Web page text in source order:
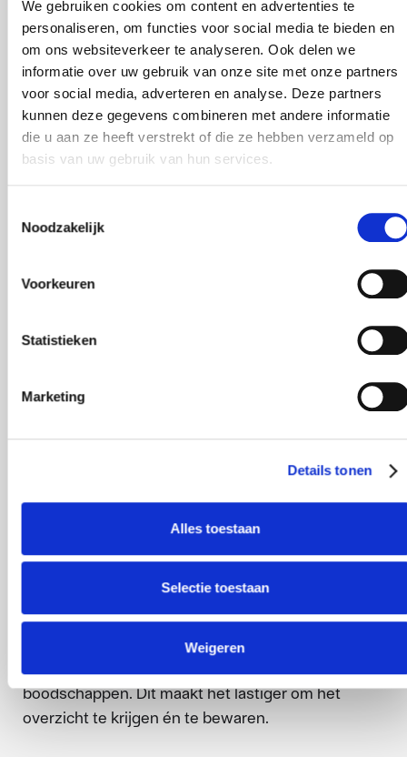
We gebruiken cookies om content en advertenties te
personaliseren, om functies voor social media te bieden en
om ons websiteverkeer te analyseren. Ook delen we
informatie over uw gebruik van onze site met onze partners
voor social media, adverteren en analyse. Deze partners
kunnen deze gegevens combineren met andere informatie
die u aan ze heeft verstrekt of die ze hebben verzameld op
basis van uw gebruik van hun services.
Noodzakelijk
Voorkeuren
Statistieken
Marketing
Details tonen
Alles toestaan
Selectie toestaan
Weigeren
pensioen naar voren halen? Is het verstandig
om een deel van mijn pensioen op te nemen?
De pensioenwetgeving heeft deelnemers in de
afgelopen jaren meer en meer keuzes gegeven.
De Wet toekomst pensioenen verplicht
pensioenuitvoerders hun deelnemers in deze
keuzes goed te begeleiden. De zorgbehoefte van
pensioenuitvoerder:
Begeleiding is noodzakelijk
zijn pensioendatum komt vaak vanuit meerdere
premiepensioeninstellingen en
pensioenverzekeraars komen op verschillende
momenten vrij. Dit betreft ook veelal informatie die
inhoudelijk afwijkt in bedragen, data en
boodschappen. Dit maakt het lastiger om het
overzicht te krijgen én te bewaren.